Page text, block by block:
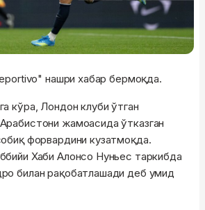
нашри хабар бермоқда.
кўра, Лондон клуби ўтган
жамоасида ўтказган
форвардини кузатмоқда.
Хаби Алонсо Нуньес таркибда
билан рақобатлашади деб умид